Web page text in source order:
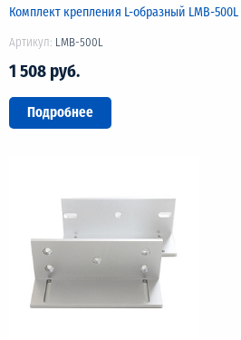
Комплект крепления L-образный LMB-500L
Артикул: LMB-500L
1 508 руб.
Подробнее